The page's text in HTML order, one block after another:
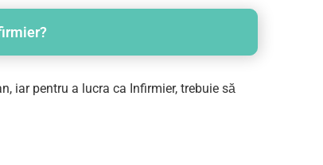
iar pentru a lucra ca Infirmier, trebuie să